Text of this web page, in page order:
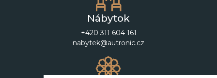
Nábytok
+420 311 604 161
nabytek@autronic.cz